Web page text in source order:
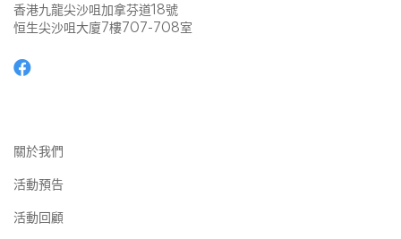
香港九龍尖沙咀加拿芬道18號
恒生尖沙咀大廈7樓707-708室
關於我們
活動預告
活動回顧